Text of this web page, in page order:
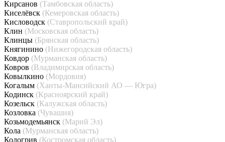
Кирсанов (Тамбовская область)
Киселёвск (Кемеровская область)
Кисловодск (Ставропольский край)
Клин (Московская область)
Клинцы (Брянская область)
Княгинино (Нижегородская область)
Ковдор (Мурманская область)
Ковров (Владимирская область)
Ковылкино (Мордовия)
Когалым (Ханты-Мансийский АО — Югра)
Кодинск (Красноярский край)
Козельск (Калужская область)
Козловка (Чувашия)
Козьмодемьянск (Марий Эл)
Кола (Мурманская область)
Кологрив (Костромская область)